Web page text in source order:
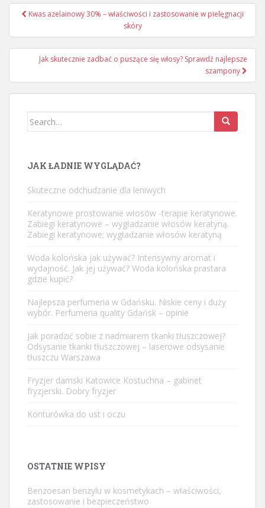
Nawigacja
Kwas azelainowy 30% – właściwości i zastosowanie w pielęgnacji
skóry
Jak skutecznie zadbać o puszące się włosy? Sprawdź najlepsze
szampony
Search
JAK ŁADNIE WYGLĄDAĆ?
Skuteczne odchudzanie dla leniwych
Keratynowe prostowanie włosów -terapie keratynowe.
Zabiegi keratynowe – wygładzanie włosów keratyną.
Zabiegi keratynowe; wygładzanie włosów keratyną
Woda kolońska jak używać? Intensywny aromat i
wydajność. Jak jej używać? Woda kolońska prastara
gdzie kupić?
Najlepsza perfumeria w Gdańsku. Niskie ceny i duży
wybór. Perfumeria quality Gdańsk – opinie
Jak poradzić sobie z nadmiarem tkanki tłuszczowej?
Odsysanie tkanki tłuszczowej – laserowe odsysanie
tłuszczu Warszawa
Fryzjer damski Katowice Kostuchna – gabinet
fryzjerski. Dobry fryzjer
Konturówka do ust i oczu
OSTATNIE WPISY
Benzoesan benzylu w kosmetykach – właściwości,
zastosowanie i bezpieczeństwo